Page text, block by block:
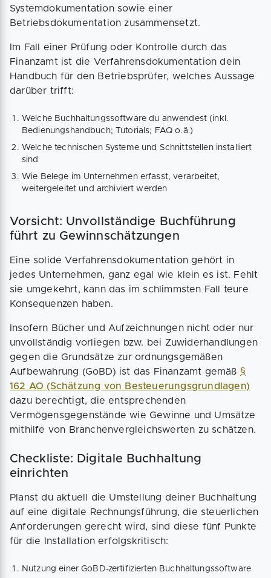
Systemdokumentation sowie einer
Betriebsdokumentation zusammensetzt.
Im Fall einer Prüfung oder Kontrolle durch das
Finanzamt ist die Verfahrensdokumentation dein
Handbuch für den Betriebsprüfer, welches Aussage
darüber trifft:
Welche Buchhaltungssoftware du anwendest (inkl.
Bedienungshandbuch; Tutorials; FAQ o.ä.)
Welche technischen Systeme und Schnittstellen installiert
sind
Wie Belege im Unternehmen erfasst, verarbeitet,
weitergeleitet und archiviert werden
Vorsicht: Unvollständige Buchführung
führt zu Gewinnschätzungen
Eine solide Verfahrensdokumentation gehört in
jedes Unternehmen, ganz egal wie klein es ist. Fehlt
sie umgekehrt, kann das im schlimmsten Fall teure
Konsequenzen haben.
Insofern Bücher und Aufzeichnungen nicht oder nur
unvollständig vorliegen bzw. bei Zuwiderhandlungen
gegen die Grundsätze zur ordnungsgemäßen
Aufbewahrung (GoBD) ist das Finanzamt gemäß §
162 AO (Schätzung von Besteuerungsgrundlagen)
dazu berechtigt, die entsprechenden
Vermögensgegenstände wie Gewinne und Umsätze
mithilfe von Branchenvergleichswerten zu schätzen.
Checkliste: Digitale Buchhaltung
einrichten
Planst du aktuell die Umstellung deiner Buchhaltung
auf eine digitale Rechnungsführung, die steuerlichen
Anforderungen gerecht wird, sind diese fünf Punkte
für die Installation erfolgskritisch:
Nutzung einer GoBD-zertifizierten Buchhaltungssoftware